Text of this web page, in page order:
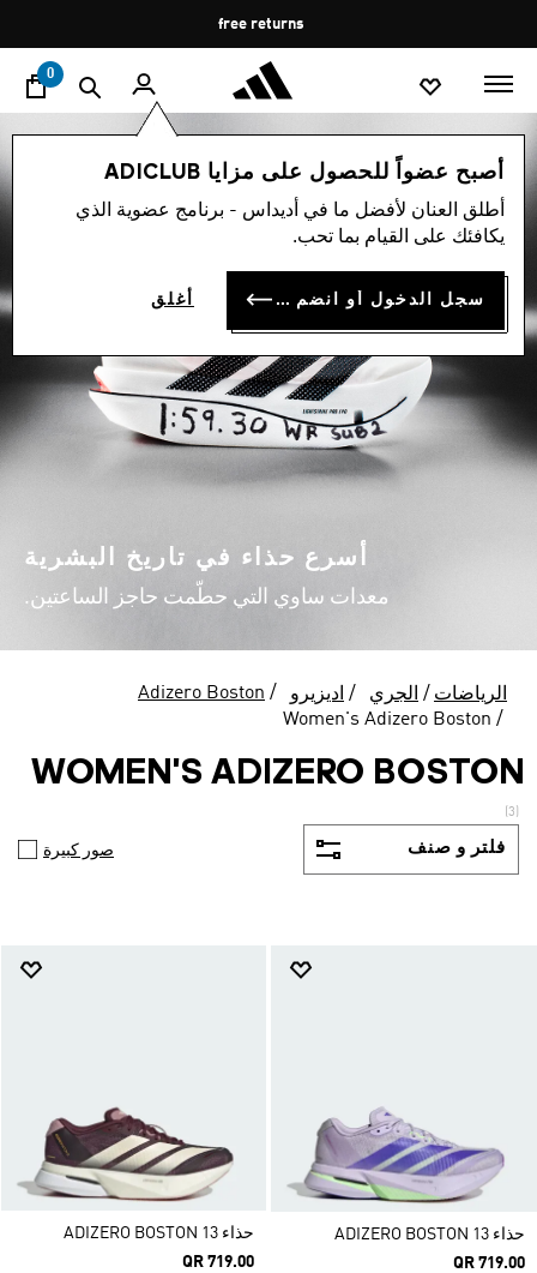
Pause
promotion
rotation
free returns
0
أصبح عضواً للحصول على مزايا ADICLUB
أطلق العنان لأفضل ما في أديداس - برنامج عضوية الذي
يكافئك على القيام بما تحب.
سجل الدخول أو انضم الآن أغلق
أسرع حذاء في تاريخ البشرية
معدات ساوي التي حطّمت حاجز الساعتين.
الرياضات الجري اديزيرو
Adizero Boston
Women's Adizero Boston
WOMEN'S ADIZERO BOSTON
(3)
فلتر و صنف صور كبيرة
حذاء ADIZERO BOSTON 13
QR 719.00
حذاء ADIZERO BOSTON 13
QR 719.00